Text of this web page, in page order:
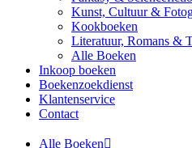
Kunst, Cultuur &
Kookboeken
Literatuur, Romans &
Alle Boeken
Inkoop boeken
Boekenzoekdienst
Klantenservice
Contact
Alle Boeken